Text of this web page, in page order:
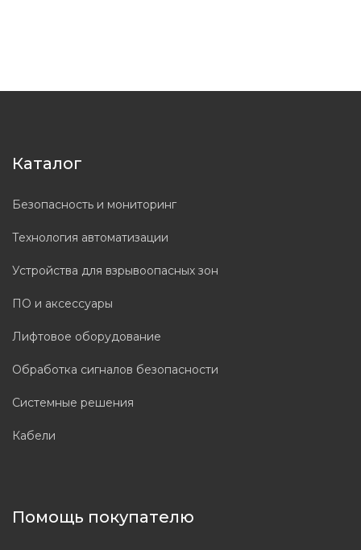
Каталог
Безопасность и мониторинг
Технология автоматизации
Устройства для взрывоопасных зон
ПО и аксессуары
Лифтовое оборудование
Обработка сигналов безопасности
Системные решения
Кабели
Помощь покупателю